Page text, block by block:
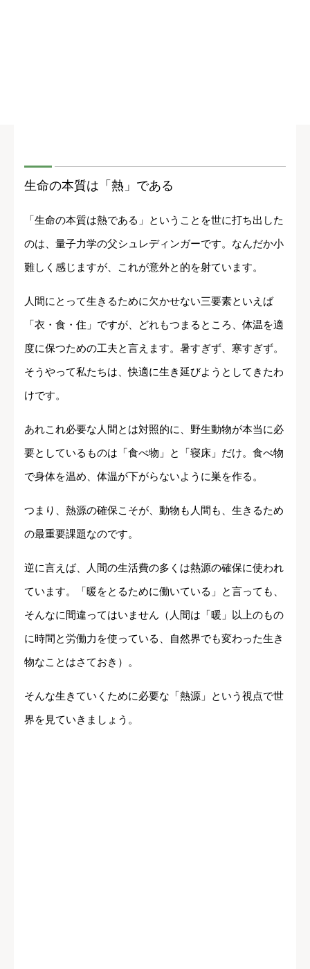
生命の本質は「熱」である
「生命の本質は熱である」ということを世に打ち出した
のは、量子力学の父シュレディンガーです。なんだか小
難しく感じますが、これが意外と的を射ています。
人間にとって生きるために欠かせない三要素といえば
「衣・食・住」ですが、どれもつまるところ、体温を適
度に保つための工夫と言えます。暑すぎず、寒すぎず。
そうやって私たちは、快適に生き延びようとしてきたわ
けです。
あれこれ必要な人間とは対照的に、野生動物が本当に必
要としているものは「食べ物」と「寝床」だけ。食べ物
で身体を温め、体温が下がらないように巣を作る。
つまり、熱源の確保こそが、動物も人間も、生きるため
の最重要課題なのです。
逆に言えば、人間の生活費の多くは熱源の確保に使われ
ています。「暖をとるために働いている」と言っても、
そんなに間違ってはいません（人間は「暖」以上のもの
に時間と労働力を使っている、自然界でも変わった生き
物なことはさておき）。
そんな生きていくために必要な「熱源」という視点で世
界を見ていきましょう。